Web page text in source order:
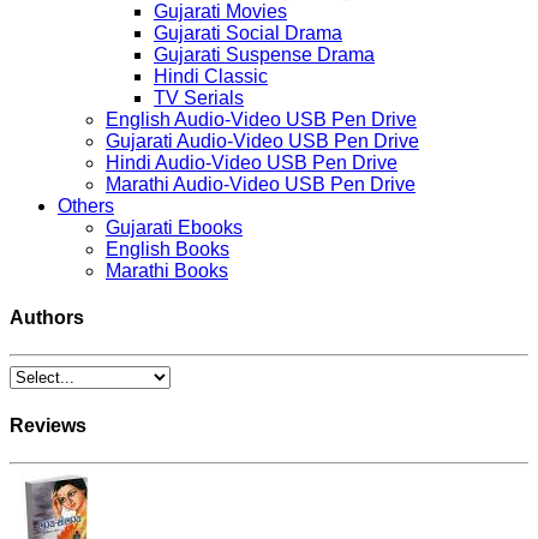
Gujarati Movies
Gujarati Social Drama
Gujarati Suspense Drama
Hindi Classic
TV Serials
English Audio-Video USB Pen Drive
Gujarati Audio-Video USB Pen Drive
Hindi Audio-Video USB Pen Drive
Marathi Audio-Video USB Pen Drive
Others
Gujarati Ebooks
English Books
Marathi Books
Authors
Reviews